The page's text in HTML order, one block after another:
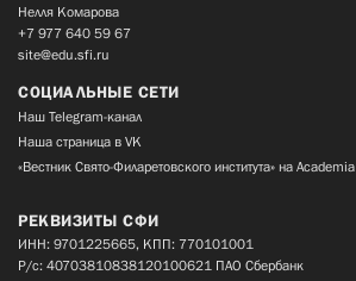
Нелля Комарова
+7 977 640 59 67
site@edu.sfi.ru
СОЦИАЛЬНЫЕ СЕТИ
Наш Telegram-канал
Наша страница в VK
«Вестник Свято-Филаретовского института» на Academia
РЕКВИЗИТЫ СФИ
ИНН: 9701225665, КПП: 770101001
Р/с: 40703810838120100621 ПАО Сбербанк